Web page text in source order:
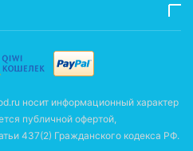
носит информационный характер
публичной офертой,
437(2) Гражданского кодекса РФ.